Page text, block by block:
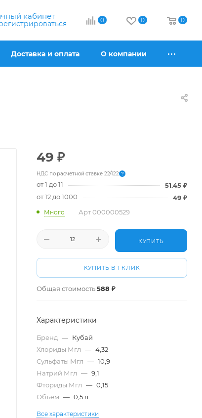
кабинет 0 0 0
Доставка и оплата О компании
49 ₽
НДС по расчетной ставке 22/122 ?
от 1 до 11 51.45 ₽
от 12 до 1000
49 ₽
Много Арт000000529
КУПИТЬ
КУПИТЬ В 1 КЛИК
Общая стоимость588 ₽
Характеристики
Бренд — Кубай
Хлориды Мгл — 4,32
Сульфаты Мгл — 10,9
Натрий Мгл — 9,1
Фториды Мгл — 0,15
Объем — 0,5 л.
Все характеристики